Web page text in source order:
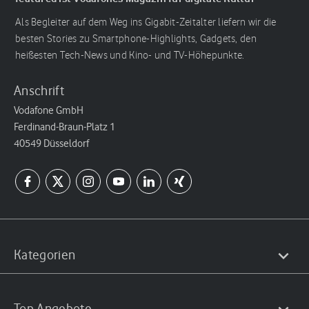
Als Begleiter auf dem Weg ins Gigabit-Zeitalter liefern wir die
besten Stories zu Smartphone-Highlights, Gadgets, den
heißesten Tech-News und Kino- und TV-Höhepunkte.
Anschrift
Vodafone GmbH
Ferdinand-Braun-Platz 1
40549 Düsseldorf
Kategorien